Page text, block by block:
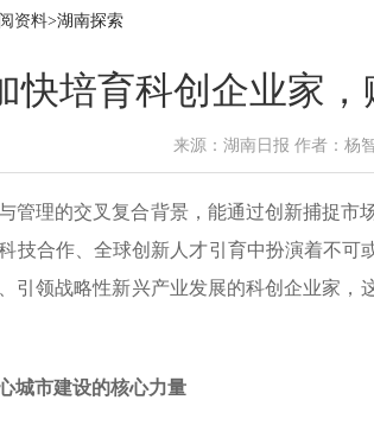
资料>湖南探索
快培育科创企业家
来源：湖南日报 作者：杨
管理的交叉复合背景，能通过创新捕捉
技合作、全球创新人才引育中扮演着不
引领战略性新兴产业发展的科创企业家
城市建设的核心力量